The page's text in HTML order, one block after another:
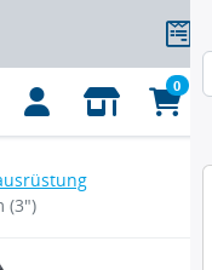
0
(3")